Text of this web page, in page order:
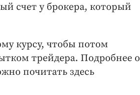
счет у брокера, который
курсу, чтобы потом
трейдера. Подробнее о
почитать здесь